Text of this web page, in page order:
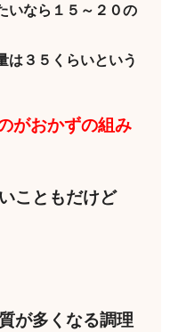
いなら１５～２０の
は３５くらいという
がおかずの組み
こともだけど
が多くなる調理